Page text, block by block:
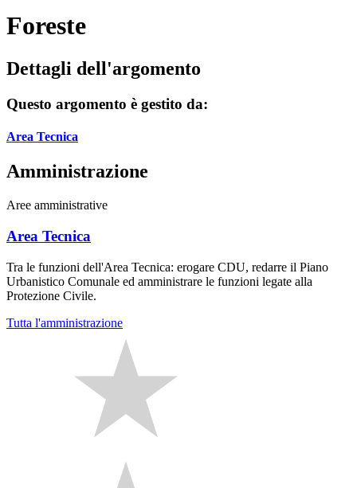
Foreste
Dettagli dell'argomento
Questo argomento è gestito da:
Area Tecnica
Amministrazione
Aree amministrative
Area Tecnica
Tra le funzioni dell'Area Tecnica: erogare CDU, redarre il Piano
Urbanistico Comunale ed amministrare le funzioni legate alla
Protezione Civile.
Tutta l'amministrazione